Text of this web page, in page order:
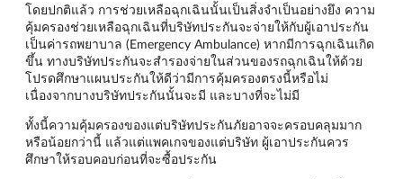
โดยปกติแล้ว การช่วยเหลือฉุกเฉินนั้นเป็นสิ่งจำเป็นอย่างยึง ความ
คุ้มครองช่วยเหลือฉุกเฉินที่บริษัทประกันจะจ่ายให้กับผู้เอาประกัน
เป็นค่ารถพยาบาล (Emergency Ambulance) หากมีการฉุกเฉินเกิด
ขึ้น ทางบริษัทประกันจะสำรองจ่ายในส่วนของรถฉุกเฉินให้ด้วย
โปรดศึกษาแผนประกันให้ดีว่ามีการคุ้มครองตรงนี้หรือไม่
เนื่องจากบางบริษัทประกันนั้นจะมี และบางที่จะไม่มี
ทั้งนี้ความคุ้มครองของแต่บริษัทประกันภัยอาจจะครอบคลุมมาก
หรือน้อยกว่านี้ แล้วแต่แพคเกจของแต่บริษัท ผู้เอาประกันควร
ศึกษาให้รอบคอบก่อนที่จะซื้อประกัน